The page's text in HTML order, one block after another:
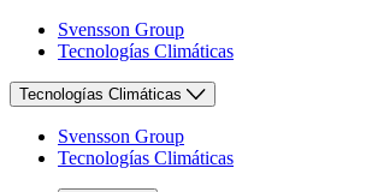
Svensson Group
Tecnologías Climáticas
Tecnologías Climáticas
Svensson Group
Tecnologías Climáticas